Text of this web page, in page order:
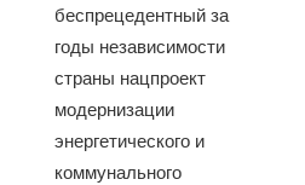
беспрецедентный за
годы независимости
страны нацпроект
модернизации
энергетического и
коммунального